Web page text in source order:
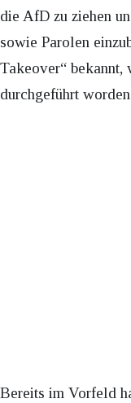
die AfD zu ziehen
sowie Parolen
Takeover“ bekannt,
durchgeführt
Bereits im Vorfeld